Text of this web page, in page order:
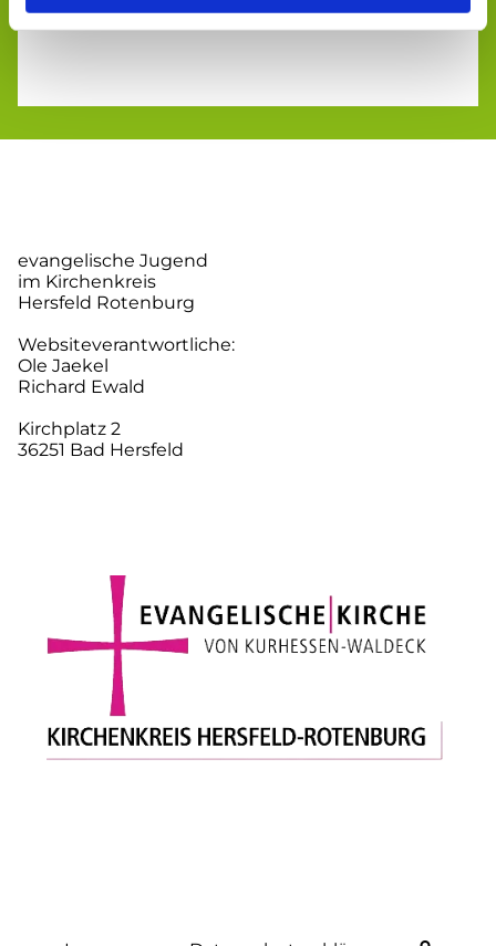
evangelische Jugend
im Kirchenkreis
Hersfeld Rotenburg
Websiteverantwortliche:
Ole Jaekel
Richard Ewald
Kirchplatz 2
36251 Bad Hersfeld